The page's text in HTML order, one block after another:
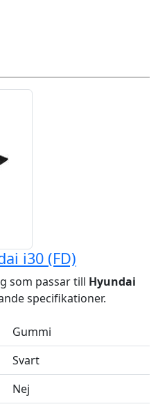
i30 (FD)
som passar till Hyundai
specifikationer.
Gummi
Svart
Nej